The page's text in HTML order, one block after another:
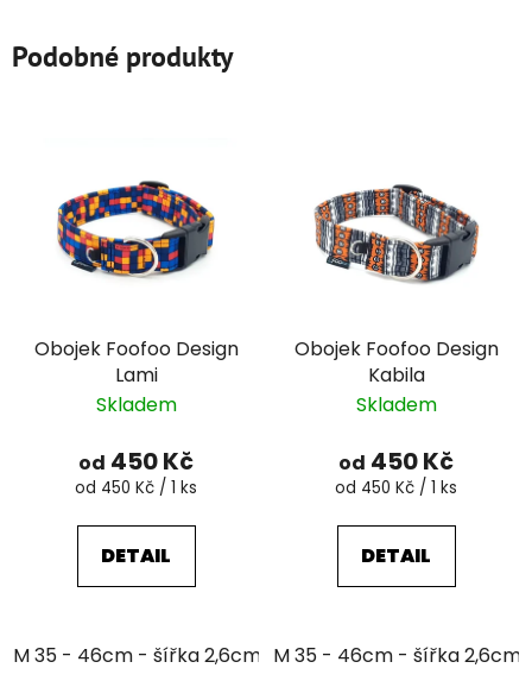
Podobné produkty
Obojek Foofoo Design
Lami
Skladem
od 450 Kč
Měrná
od 450 Kč / 1 ks
DETAIL
M 35 - 46cm - šířka 2,6cm
Obojek Foofoo Design
Kabila
Skladem
od 450 Kč
Měrná
od 450 Kč / 1 ks
DETAIL
M 35 - 46cm - šířka 2,6cm